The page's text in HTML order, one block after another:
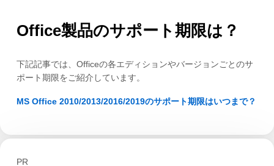
Office製品のサポート期限は？
下記記事では、Officeの各エディションやバージョンごとのサ
ポート期限をご紹介しています。
MS Office 2010/2013/2016/2019のサポート期限はいつまで？
PR